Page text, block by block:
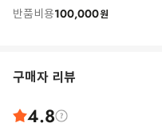
반품비용100,000원
구매자 리뷰
4.8